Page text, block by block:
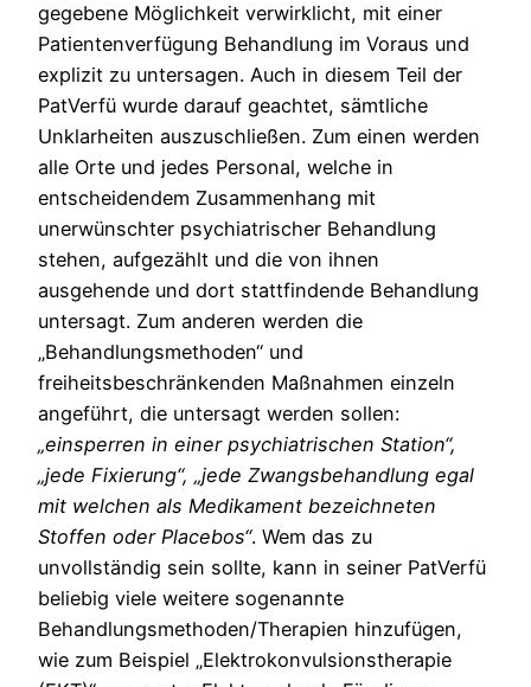
gegebene Möglichkeit verwirklicht, mit einer
Patientenverfügung Behandlung im Voraus und
explizit zu untersagen. Auch in diesem Teil der
PatVerfü wurde darauf geachtet, sämtliche
Unklarheiten auszuschließen. Zum einen werden
alle Orte und jedes Personal, welche in
entscheidendem Zusammenhang mit
unerwünschter psychiatrischer Behandlung
stehen, aufgezählt und die von ihnen
ausgehende und dort stattfindende Behandlung
untersagt. Zum anderen werden die
„Behandlungsmethoden“ und
freiheitsbeschränkenden Maßnahmen einzeln
angeführt, die untersagt werden sollen:
„einsperren in einer psychiatrischen Station“,
„jede Fixierung“, „jede Zwangsbehandlung egal
mit welchen als Medikament bezeichneten
Stoffen oder Placebos“. Wem das zu
unvollständig sein sollte, kann in seiner PatVerfü
beliebig viele weitere sogenannte
Behandlungsmethoden/Therapien hinzufügen,
wie zum Beispiel „Elektrokonvulsionstherapie